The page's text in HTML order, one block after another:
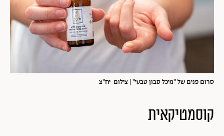
סרום פנים של "מיכל סבון טבעי" | צילום: יח"צ
קוסמטיקאית